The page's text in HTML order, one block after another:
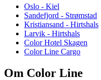
Oslo - Kiel
Sandefjord - Strømstad
Kristiansand - Hirtshals
Larvik - Hirtshals
Color Hotel Skagen
Color Line Cargo
Om Color Line